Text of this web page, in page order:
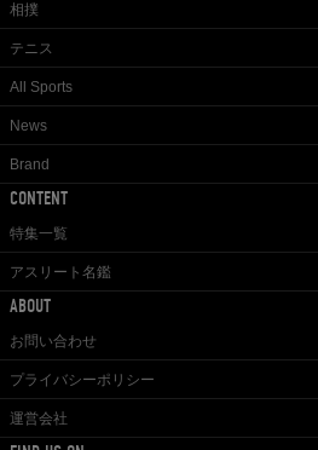
相撲
テニス
All Sports
News
Brand
CONTENT
特集一覧
アスリート名鑑
ABOUT
お問い合わせ
プライバシーポリシー
運営会社